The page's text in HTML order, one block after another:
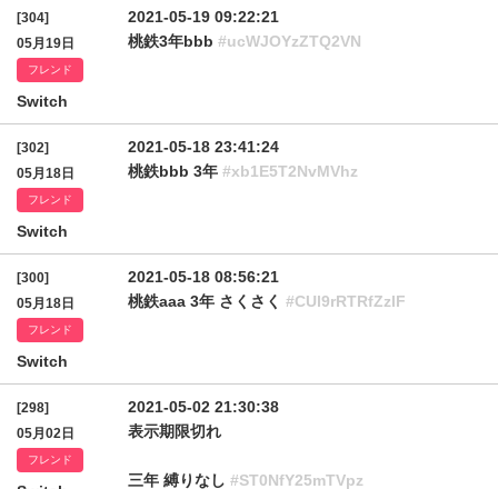
[304]
05月19日
フレンド
Switch
2021-05-19 09:22:21
桃鉄3年bbb #ucWJOYzZTQ2VN
[302]
05月18日
フレンド
Switch
2021-05-18 23:41:24
桃鉄bbb 3年 #xb1E5T2NvMVhz
[300]
05月18日
フレンド
Switch
2021-05-18 08:56:21
桃鉄aaa 3年 さくさく #CUl9rRTRfZzlF
[298]
05月02日
フレンド
2021-05-02 21:30:38
表示期限切れ
三年 縛りなし #ST0NfY25mTVpz